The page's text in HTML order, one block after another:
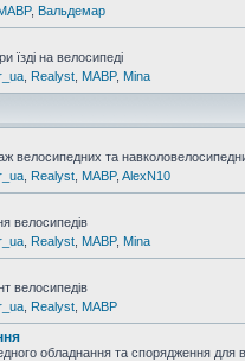
, Вальдемар
їзді на велосипеді
Realyst MABP, Mina
велосипедних та
Realyst MABP, AlexN10
велосипедів
Realyst MABP, Mina
велосипедів
Realyst MABP
обладнання та спорядження для